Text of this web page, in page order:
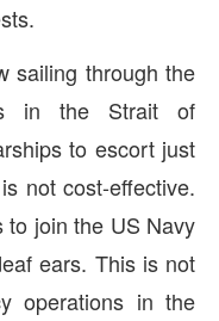
sailing through the
in the Strait of
to escort just
not cost-effective.
to join the US Navy
ears. This is not
operations in the